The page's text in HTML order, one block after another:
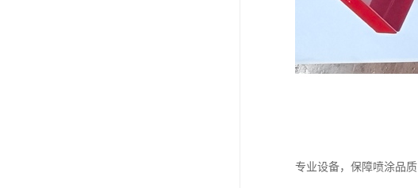
专业设备，保障喷涂品质